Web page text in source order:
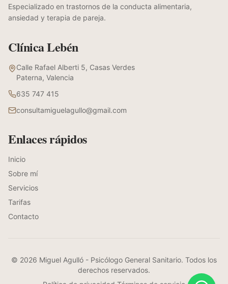
Especializado en trastornos de la conducta alimentaria,
ansiedad y terapia de pareja.
Clínica Lebén
Calle Rafael Alberti 5, Casas Verdes
Paterna, Valencia
635 747 415
consultamiguelagullo@gmail.com
Enlaces rápidos
Inicio
Sobre mí
Servicios
Tarifas
Contacto
© 2026 Miguel Agulló - Psicólogo General Sanitario. Todos los
derechos reservados.